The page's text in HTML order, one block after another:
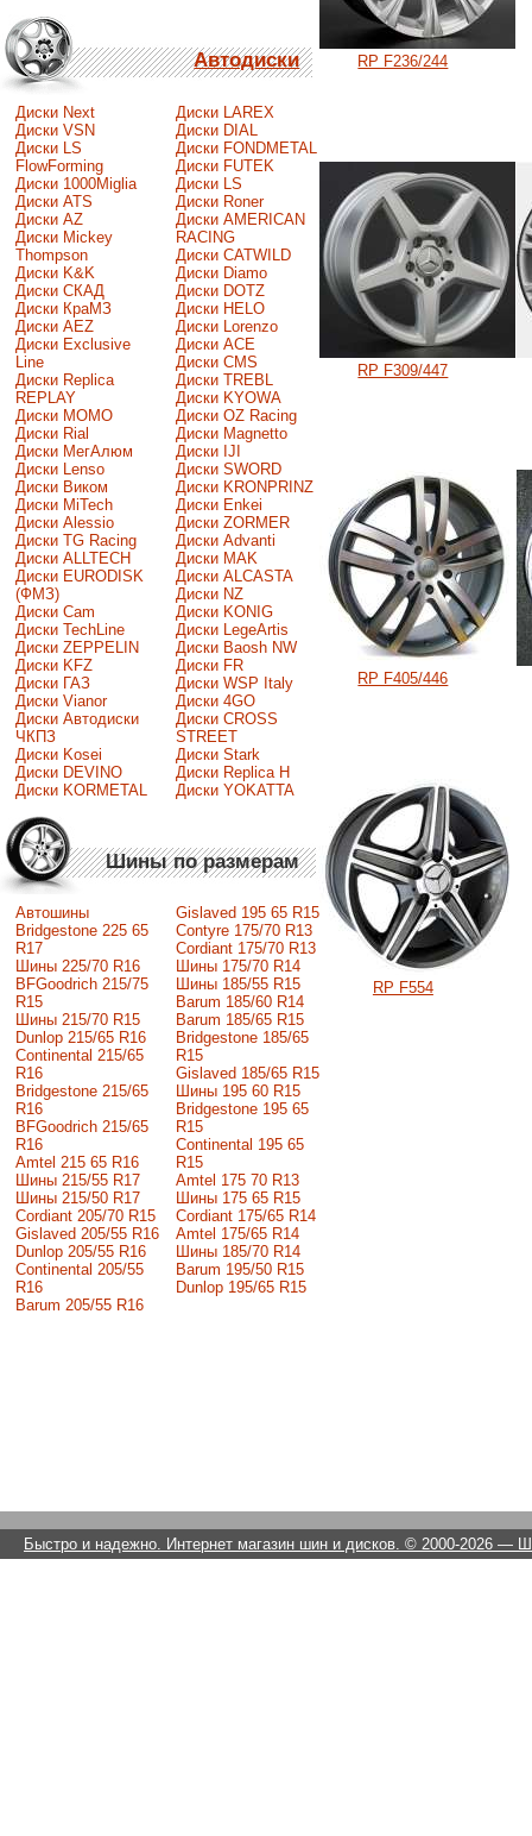
Автодиски
Диски Next
Диски VSN
Диски LS
FlowForming
Диски 1000Miglia
Диски ATS
Диски AZ
Диски Mickey
Thompson
Диски K&K
Диски СКАД
Диски КраМЗ
Диски AEZ
Диски Exclusive
Line
Диски Replica
REPLAY
Диски MOMO
Диски Rial
Диски МегАлюм
Диски Lenso
Диски Виком
Диски MiTech
Диски Alessio
Диски TG Racing
Диски ALLTECH
Диски EURODISK
(ФМЗ)
Диски Cam
Диски TechLine
Диски ZEPPELIN
Диски KFZ
Диски ГАЗ
Диски Vianor
Диски Автодиски
ЧКПЗ
Диски Kosei
Диски DEVINO
Диски KORMETAL
Диски LAREX
Диски DIAL
Диски FONDMETAL
Диски FUTEK
Диски LS
Диски Roner
Диски AMERICAN
RACING
Диски CATWILD
Диски Diamo
Диски DOTZ
Диски HELO
Диски Lorenzo
Диски ACE
Диски CMS
Диски TREBL
Диски KYOWA
Диски OZ Racing
Диски Magnetto
Диски IJI
Диски SWORD
Диски KRONPRINZ
Диски Enkei
Диски ZORMER
Диски Advanti
Диски MAK
Диски ALCASTA
Диски NZ
Диски KONIG
Диски LegeArtis
Диски Baosh NW
Диски FR
Диски WSP Italy
Диски 4GO
Диски CROSS
STREET
Диски Stark
Диски Replica H
Диски YOKATTA
Шины по размерам
Автошины
Bridgestone 225 65
R17
Шины 225/70 R16
BFGoodrich 215/75
R15
Шины 215/70 R15
Dunlop 215/65 R16
Continental 215/65
R16
Bridgestone 215/65
R16
BFGoodrich 215/65
R16
Amtel 215 65 R16
Шины 215/55 R17
Шины 215/50 R17
Сordiant 205/70 R15
Gislaved 205/55 R16
Dunlop 205/55 R16
Continental 205/55
R16
Barum 205/55 R16
Gislaved 195 65 R15
Contyre 175/70 R13
Cordiant 175/70 R13
Шины 175/70 R14
Шины 185/55 R15
Barum 185/60 R14
Barum 185/65 R15
Bridgestone 185/65
R15
Gislaved 185/65 R15
Шины 195 60 R15
Bridgestone 195 65
R15
Continental 195 65
R15
Amtel 175 70 R13
Шины 175 65 R15
Cordiant 175/65 R14
Amtel 175/65 R14
Шины 185/70 R14
Barum 195/50 R15
Dunlop 195/65 R15
RP F236/244
RP F309/447
RP F405/446
RP F554
Быстро и надежно. Интернет магазин шин и дисков. © 2000-2026 —